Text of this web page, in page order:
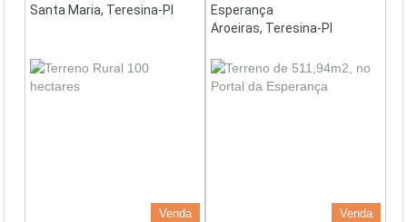
Santa Maria, Teresina-PI
Venda
Esperança
Aroeiras, Teresina-PI
Venda